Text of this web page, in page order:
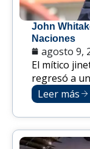
John
Naciones
agosto 9,
El mítico
regresó a
Leer más